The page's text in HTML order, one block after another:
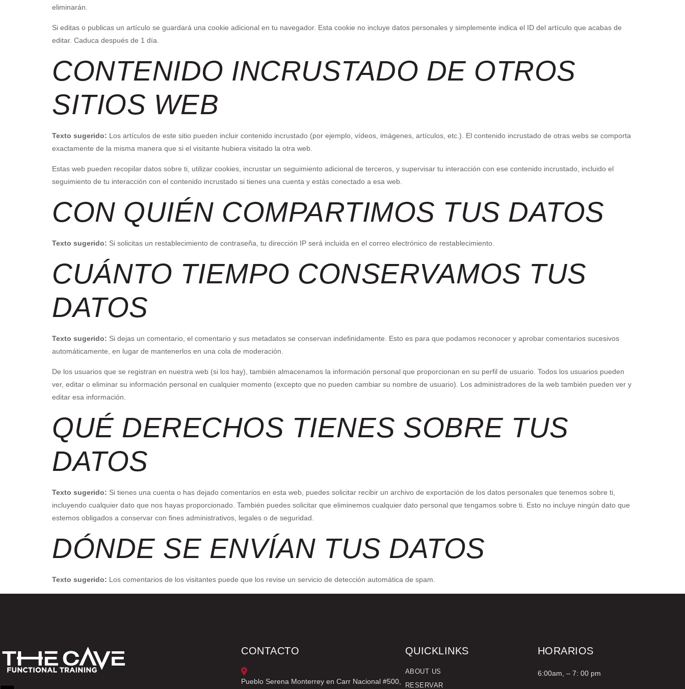
eliminarán.
Si editas o publicas un artículo se guardará una cookie adicional en tu navegador. Esta cookie no incluye datos personales y simplemente indica el ID del artículo que acabas de
editar. Caduca después de 1 día.
CONTENIDO INCRUSTADO DE OTROS
SITIOS WEB
Texto sugerido: Los artículos de este sitio pueden incluir contenido incrustado (por ejemplo, vídeos, imágenes, artículos, etc.). El contenido incrustado de otras webs se comporta
exactamente de la misma manera que si el visitante hubiera visitado la otra web.
Estas web pueden recopilar datos sobre ti, utilizar cookies, incrustar un seguimiento adicional de terceros, y supervisar tu interacción con ese contenido incrustado, incluido el
seguimiento de tu interacción con el contenido incrustado si tienes una cuenta y estás conectado a esa web.
CON QUIÉN COMPARTIMOS TUS DATOS
Texto sugerido: Si solicitas un restablecimiento de contraseña, tu dirección IP será incluida en el correo electrónico de restablecimiento.
CUÁNTO TIEMPO CONSERVAMOS TUS
DATOS
Texto sugerido: Si dejas un comentario, el comentario y sus metadatos se conservan indefinidamente. Esto es para que podamos reconocer y aprobar comentarios sucesivos
automáticamente, en lugar de mantenerlos en una cola de moderación.
De los usuarios que se registran en nuestra web (si los hay), también almacenamos la información personal que proporcionan en su perfil de usuario. Todos los usuarios pueden
ver, editar o eliminar su información personal en cualquier momento (excepto que no pueden cambiar su nombre de usuario). Los administradores de la web también pueden ver y
editar esa información.
QUÉ DERECHOS TIENES SOBRE TUS
DATOS
Texto sugerido: Si tienes una cuenta o has dejado comentarios en esta web, puedes solicitar recibir un archivo de exportación de los datos personales que tenemos sobre ti,
incluyendo cualquier dato que nos hayas proporcionado. También puedes solicitar que eliminemos cualquier dato personal que tengamos sobre ti. Esto no incluye ningún dato que
estemos obligados a conservar con fines administrativos, legales o de seguridad.
DÓNDE SE ENVÍAN TUS DATOS
Texto sugerido: Los comentarios de los visitantes puede que los revise un servicio de detección automática de spam.
CONTACTO
Pueblo Serena Monterrey en Carr Nacional #500,
QUICKLINKS
ABOUT US
RESERVAR
HORARIOS
6:00am, – 7: 00 pm